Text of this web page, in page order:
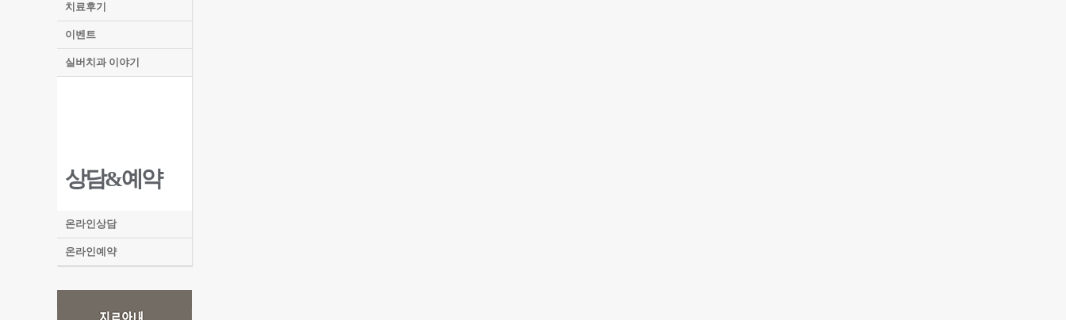
치료후기
이벤트
실버치과 이야기
상담&예약
온라인상담
온라인예약